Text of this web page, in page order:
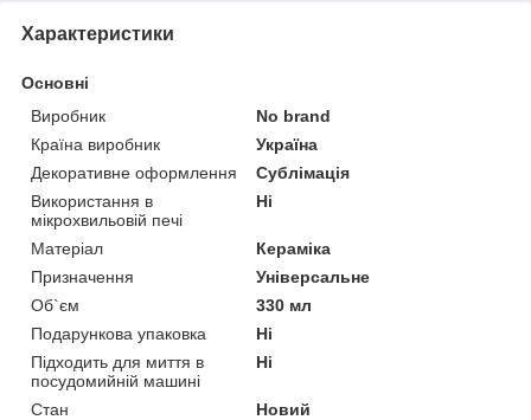
Характеристики
Основні
Виробник
No brand
Країна виробник
Україна
Декоративне оформлення
Сублімація
Використання в
мікрохвильовій печі
Ні
Матеріал
Кераміка
Призначення
Універсальне
Об`єм
330 мл
Подарункова упаковка
Ні
Підходить для миття в
посудомийній машині
Ні
Стан
Новий